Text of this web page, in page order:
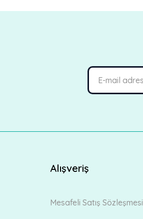
Alışveriş
Mesafeli Satış Sözleşmesi